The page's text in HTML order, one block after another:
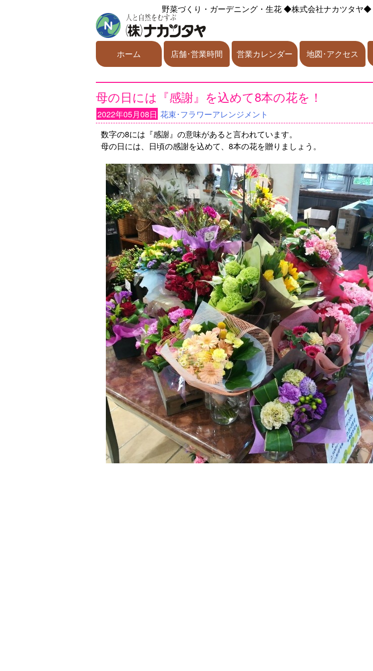
野菜づくり・ガーデニング・生花◆株式会社ナカツタヤ◆
ホーム 店舗･営業時間 営業カレンダー 地図･アクセス
母の日には『感謝』を込めて8本の花を！
2022年05月08日 花束･フラワーアレンジメント
数字の8には『感謝』の意味があると言われています。
母の日には、日頃の感謝を込めて、8本の花を贈りましょう。